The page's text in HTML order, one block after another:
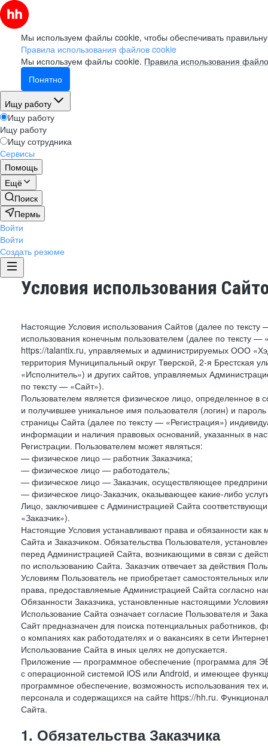
Мы используем файлы cookie, чтобы обеспечивать
Правила использования файлов cookie
Мы используем файлы cookie. Правила использования
Понятно
Ищу работу
Ищу работу
Ищу работу
Ищу сотрудника
Сервисы
Помощь
Ещё
Поиск
Пермь
Войти
Войти
Создать резюме
Условия использования
Настоящие Условия использования Сайтов (далее по
использования конечным пользователем (далее по тексту
https://talantix.ru, управляемых и администрируемых ООО
территория Муниципальный округ Тверской, 2-я
«Исполнитель») и других сайтов, управляемых
по тексту — «Сайт»).
Пользователем является физическое лицо, определенное в
и получившее уникальное имя пользователя (логин) и
страницы Сайта (далее по тексту — «Регистрация»)
информации и наличия правовых оснований, указанных в
Регистрации. Пользователем может являться:
— физическое лицо — работник Заказчика;
— физическое лицо — работодатель;
— физическое лицо — Заказчик, осуществляющее
— физическое лицо-Заказчик, оказывающее какие-либо
Лицо, заключившее с Администрацией Сайта
«Заказчик»).
Настоящие Условия устанавливают права и обязанности
Сайта и Заказчиком. Обязательства Пользователя,
перед Администрацией Сайта, возникающими в связи с
по использованию Сайта. Заказчик отвечает за действия
Условиям Пользователь не приобретает самостоятельных
права, предоставляемые Администрацией Сайта согласно
Обязанности Заказчика, установленные настоящими
Использование Сайта означает согласие Пользователя и
Сайт предназначен для поиска потенциальных
о компаниях как работодателях и о вакансиях в сети
Использование Сайта в иных целях не допускается.
Приложение — программное обеспечение (программа для
с операционной системой iOS или Android, и имеющее
программное обеспечение, возможность использования
персонала и содержащихся на сайте https://hh.ru.
Сайта.
1. Обязательства Заказчика